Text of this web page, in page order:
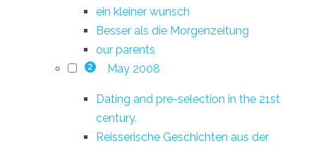
ein kleiner wunsch
Besser als die Morgenzeitung
our parents
2 May 2008
Dating and pre-selection in the 21st
century.
Reisserische Geschichten aus der